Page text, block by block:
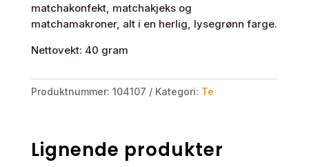
matchakonfekt, matchakjeks og
matchamakroner, alt i en herlig, lysegrønn farge.
Nettovekt: 40 gram
Produktnummer: 104107 Kategori: Te
Lignende produkter